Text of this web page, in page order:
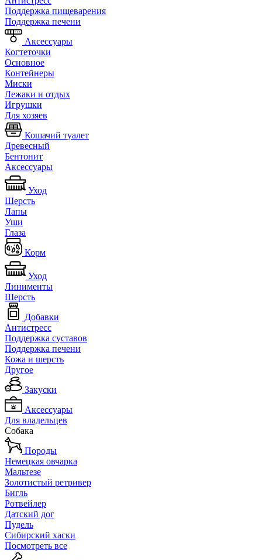
Поддержка пищеварения
Поддержка печени
Аксессуары
Когтеточки
Основное
Контейнеры
Миски
Лежаки и отдых
Игрушки
Для хозяев
Кошачий туалет
Древесный
Бентонит
Аксессуары
Уход
Шерсть
Лапы
Уши
Глаза
Корм
Уход
Линименты
Шерсть
Добавки
Антистресс
Поддержка суставов
Поддержка печени
Кожа и шерсть
Другое
Закуски
Аксессуары
Для владельцев
Собака
Породы
Немецкая овчарка
Мальтезе
Золотистый ретривер
Бигль
Ротвейлер
Датский дог
Пудель
Сибирский хаски
Посмотреть все